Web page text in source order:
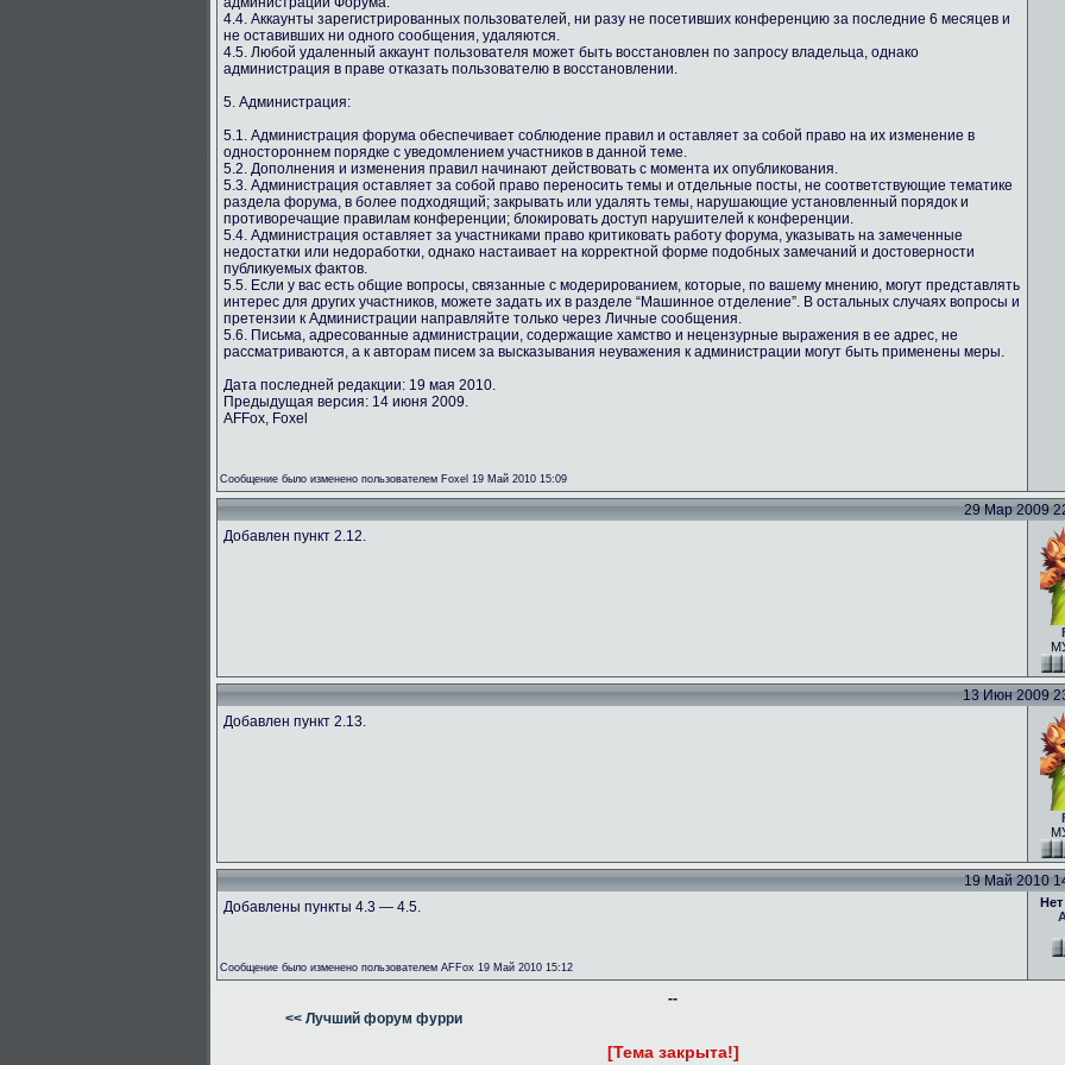
4.4. Аккаунты зарегистрированных пользователей, ни разу не посетивших конференцию за последние 6 месяцев и
не оставивших ни одного сообщения, удаляются.
4.5. Любой удаленный аккаунт пользователя может быть восстановлен по запросу владельца, однако
администрация в праве отказать пользователю в восстановлении.
5. Администрация:
5.1. Администрация форума обеспечивает соблюдение правил и оставляет за собой право на их изменение в
одностороннем порядке с уведомлением участников в данной теме.
5.2. Дополнения и изменения правил начинают действовать с момента их опубликования.
5.3. Администрация оставляет за собой право переносить темы и отдельные посты, не соответствующие тематике
раздела форума, в более подходящий; закрывать или удалять темы, нарушающие установленный порядок и
противоречащие правилам конференции; блокировать доступ нарушителей к конференции.
5.4. Администрация оставляет за участниками право критиковать работу форума, указывать на замеченные
недостатки или недоработки, однако настаивает на корректной форме подобных замечаний и достоверности
публикуемых фактов.
5.5. Если у вас есть общие вопросы, связанные с модерированием, которые, по вашему мнению, могут представлять
интерес для других участников, можете задать их в разделе “Машинное отделение”. В остальных случаях вопросы и
претензии к Администрации направляйте только через Личные сообщения.
5.6. Письма, адресованные администрации, содержащие хамство и нецензурные выражения в ее адрес, не
рассматриваются, а к авторам писем за высказывания неуважения к администрации могут быть применены меры.
Дата последней редакции: 19 мая 2010.
Предыдущая версия: 14 июня 2009.
AFFox, Foxel
Сообщение было изменено пользователем Foxel 19 Май 2010 15:09
29 Мар 2009
Добавлен пункт 2.12.
13 Июн 2009
Добавлен пункт 2.13.
19 Май 2010
Добавлены пункты 4.3 — 4.5.
Сообщение было изменено пользователем AFFox 19 Май 2010 15:12
Нет
--
<< Лучший форум фурри
[Тема закрыта!]